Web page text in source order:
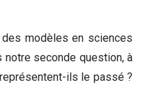
modèles en sciences
notre seconde question, à
ils le passé ?